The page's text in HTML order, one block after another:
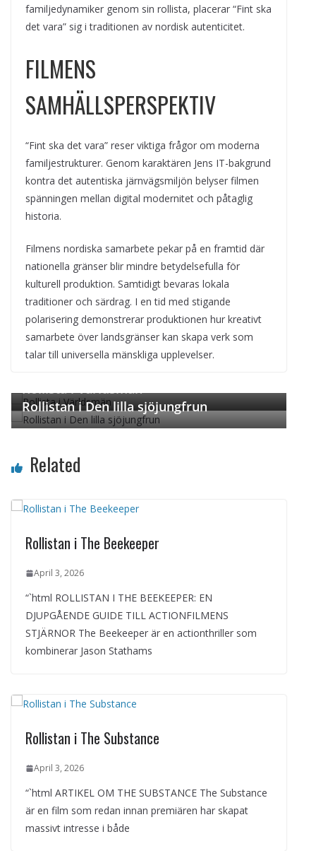
familjedynamiker genom sin rollista, placerar “Fint ska
det vara” sig i traditionen av nordisk autenticitet.
FILMENS
SAMHÄLLSPERSPEKTIV
“Fint ska det vara” reser viktiga frågor om moderna
familjestrukturer. Genom karaktären Jens IT-bakgrund
kontra det autentiska järnvägsmiljön belyser filmen
spänningen mellan digital modernitet och påtaglig
historia.
Filmens nordiska samarbete pekar på en framtid där
nationella gränser blir mindre betydelsefulla för
kulturell produktion. Samtidigt bevaras lokala
traditioner och särdrag. I en tid med stigande
polarisering demonstrerar produktionen hur kreativt
samarbete över landsgränser kan skapa verk som
talar till universella mänskliga upplevelser.
Rollista i Världsmän
Rollistan i Den lilla sjöjungfrun
Related
Rollistan i The Beekeeper
April 3, 2026
“`html ROLLISTAN I THE BEEKEEPER: EN
DJUPGÅENDE GUIDE TILL ACTIONFILMENS
STJÄRNOR The Beekeeper är en actionthriller som
kombinerar Jason Stathams
Rollistan i The Substance
April 3, 2026
“`html ARTIKEL OM THE SUBSTANCE The Substance
är en film som redan innan premiären har skapat
massivt intresse i både